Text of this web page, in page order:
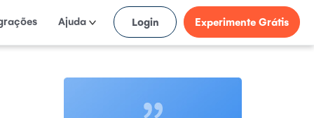
Ajuda Login Experimente Grátis